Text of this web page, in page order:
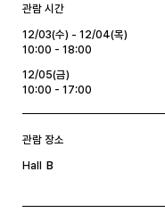
관람 시간
12/03(수) - 12/04(목)
10:00 - 18:00
12/05(금)
10:00 - 17:00
관람 장소
Hall B